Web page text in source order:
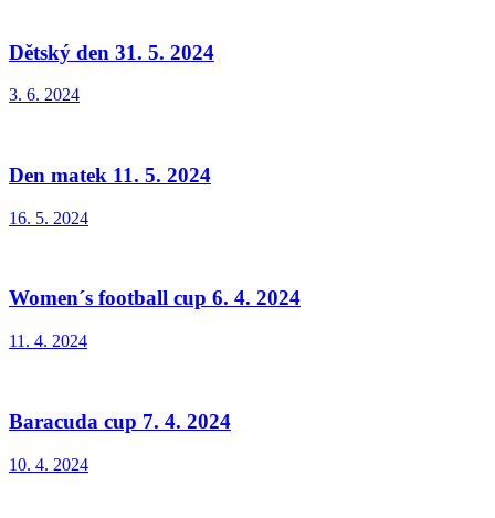
Dětský den 31. 5. 2024
3. 6. 2024
Den matek 11. 5. 2024
16. 5. 2024
Women´s football cup 6. 4. 2024
11. 4. 2024
Baracuda cup 7. 4. 2024
10. 4. 2024